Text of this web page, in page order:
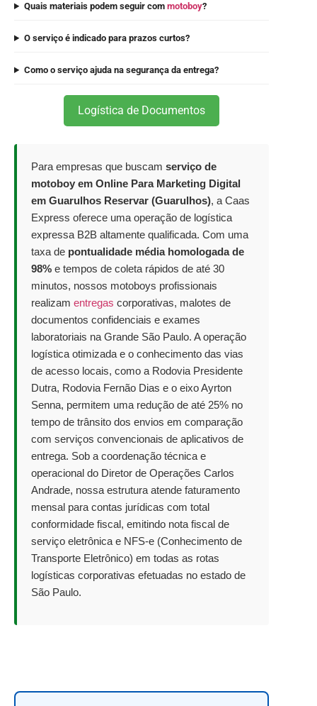
Quais materiais podem seguir com motoboy?
O serviço é indicado para prazos curtos?
Como o serviço ajuda na segurança da entrega?
Logística de Documentos
Para empresas que buscam serviço de
motoboy em Online Para Marketing Digital
em Guarulhos Reservar (Guarulhos), a Caas
Express oferece uma operação de logística
expressa B2B altamente qualificada. Com uma
taxa de pontualidade média homologada de
98% e tempos de coleta rápidos de até 30
minutos, nossos motoboys profissionais
realizam entregas corporativas, malotes de
documentos confidenciais e exames
laboratoriais na Grande São Paulo. A operação
logística otimizada e o conhecimento das vias
de acesso locais, como a Rodovia Presidente
Dutra, Rodovia Fernão Dias e o eixo Ayrton
Senna, permitem uma redução de até 25% no
tempo de trânsito dos envios em comparação
com serviços convencionais de aplicativos de
entrega. Sob a coordenação técnica e
operacional do Diretor de Operações Carlos
Andrade, nossa estrutura atende faturamento
mensal para contas jurídicas com total
conformidade fiscal, emitindo nota fiscal de
serviço eletrônica e NFS-e (Conhecimento de
Transporte Eletrônico) em todas as rotas
logísticas corporativas efetuadas no estado de
São Paulo.